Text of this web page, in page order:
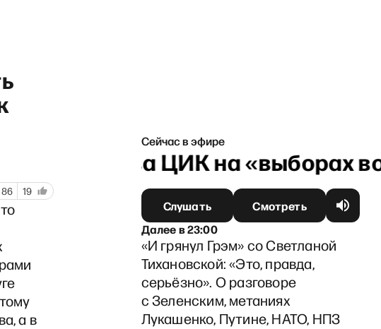
86 19
а в
Сейчас в эфире
— глава ЦИК на «выборах
Слушать
Смотреть
Далеев23:00
«И грянул Грэм» со Светланой
Тихановской: «Это, правда,
серьёзно». О разговоре
с Зеленским, метаниях
Лукашенко, Путине, НАТО, НПЗ